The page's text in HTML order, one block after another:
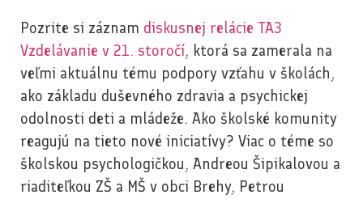
Pozrite si záznam diskusnej relácie TA3
Vzdelávanie v 21. storočí, ktorá sa zamerala na
veľmi aktuálnu tému podpory vzťahu v školách,
ako základu duševného zdravia a psychickej
odolnosti deti a mládeže. Ako školské komunity
reagujú na tieto nové iniciatívy? Viac o téme so
školskou psychologičkou, Andreou Šipikalovou a
riaditeľkou ZŠ a MŠ v obci Brehy, Petrou